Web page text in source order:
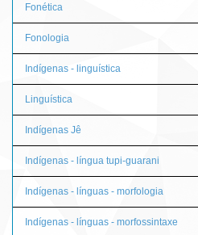
Fonética
Fonologia
Indígenas - linguística
Linguística
Indígenas Jê
Indígenas - língua tupi-guarani
Indígenas - línguas - morfologia
Indígenas - línguas - morfossintaxe